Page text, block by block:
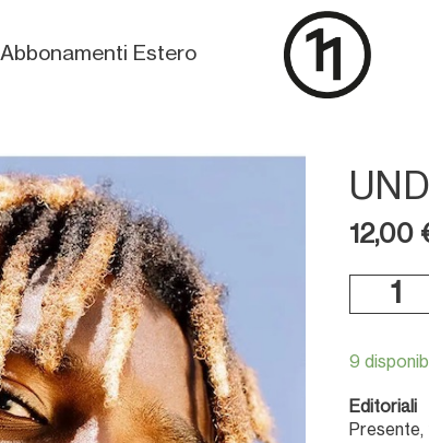
Abbonamenti Estero
12,00
Editoriali
Presente,
9
Undici
quantità